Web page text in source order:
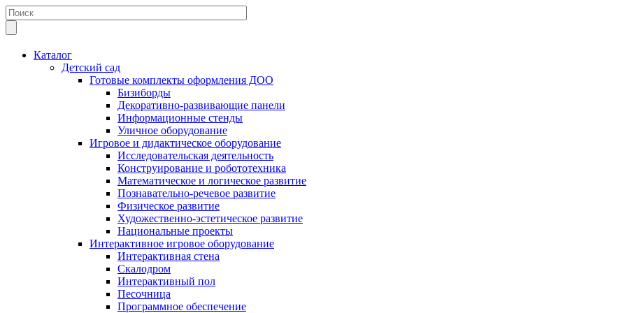
Каталог
Детский сад
Готовые комплекты оформления ДОО
Бизиборды
Декоративно-развивающие панели
Информационные стенды
Уличное оборудование
Игровое и дидактическое оборудование
Исследовательская деятельность
Конструирование и робототехника
Математическое и логическое развитие
Познавательно-речевое развитие
Физическое развитие
Художественно-эстетическое развитие
Национальные проекты
Интерактивное игровое оборудование
Интерактивная стена
Скалодром
Интерактивный пол
Песочница
Программное обеспечение